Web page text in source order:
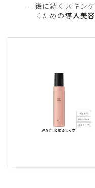
後に続くスキン
くための導入美